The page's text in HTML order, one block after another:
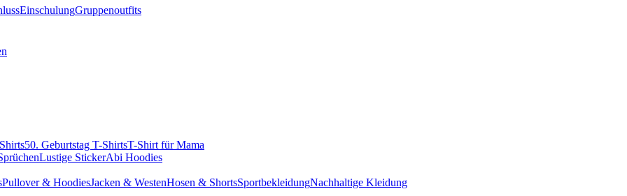
EinschulungGruppenoutfits
50. Geburtstag T-ShirtsT-Shirt für Mama
Lustige StickerAbi Hoodies
Pullover & HoodiesJacken & WestenHosen & ShortsSportbekleidungNachhaltige Kleidung